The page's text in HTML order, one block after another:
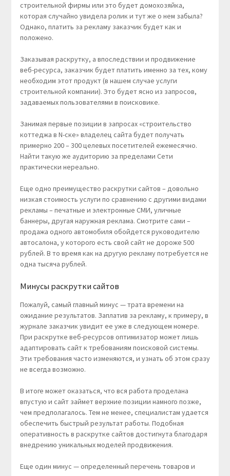
строительной фирмы или это будет домохозяйка,
которая случайно увидела ролик и тут же о нем забыла?
Однако, платить за рекламу заказчик будет как и
положено.
Заказывая раскрутку, а впоследствии и продвижение
веб-ресурса, заказчик будет платить именно за тех, кому
необходим этот продукт (в нашем случае услуги
строительной компании). Это будет ясно из запросов,
задаваемых пользователями в поисковике.
Занимая первые позиции в запросах «строительство
коттеджа в N-ске» владелец сайта будет получать
примерно 200 – 300 целевых посетителей ежемесячно.
Найти такую же аудиторию за пределами Сети
практически нереально.
Еще одно преимущество раскрутки сайтов – довольно
низкая стоимость услуги по сравнению с другими видами
рекламы – печатные и электронные СМИ, уличные
баннеры, другая наружная реклама. Смотрите сами –
продажа одного автомобиля обойдется руководителю
автосалона, у которого есть свой сайт не дороже 500
рублей. В то время как на другую рекламу потребуется не
одна тысяча рублей.
Минусы раскрутки сайтов
Пожалуй, самый главный минус — трата времени на
ожидание результатов. Заплатив за рекламу, к примеру, в
журнале заказчик увидит ее уже в следующем номере.
При раскрутке веб-ресурсов оптимизатор может лишь
адаптировать сайт к требованиям поисковой системы.
Эти требования часто изменяются, и узнать об этом сразу
не всегда возможно.
В итоге может оказаться, что вся работа проделана
впустую и сайт займет верхние позиции намного позже,
чем предполагалось. Тем не менее, специалистам удается
обеспечить быстрый результат работы. Подобная
оперативность в раскрутке сайтов достигнута благодаря
внедрению уникальных моделей продвижения.
Еще один минус — определенный перечень товаров и